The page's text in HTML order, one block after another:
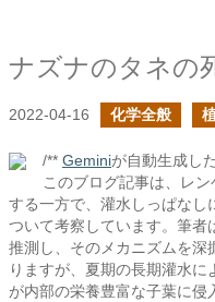
ナズナのタネの
2022-04-16 化学全般
/** Geminiが自動生成し
このブログ記事は、レ
する一方で、灌水しっぱなし
ついて考察しています。筆者
推測し、そのメカニズムを深
りますが、夏期の長期灌水
が内部の栄養豊富な子葉に